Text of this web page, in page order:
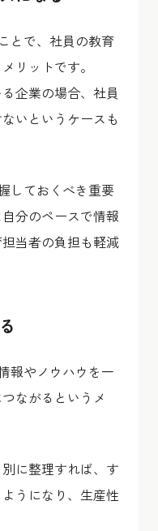
とで、社員の教育
リットです。
企業の場合、社員
いというケースも
しておくべき重要
分のペースで情報
当者の負担も軽減
報やノウハウを一
ながるというメ
に整理すれば、す
うになり、生産性